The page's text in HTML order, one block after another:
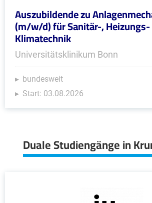
Auszubildende zu
(m/w/d) für Sanitär-,
Klimatechnik
Universitätsklinikum Bonn
bundesweit
Start: 03.08.2026
Duale Studiengänge in